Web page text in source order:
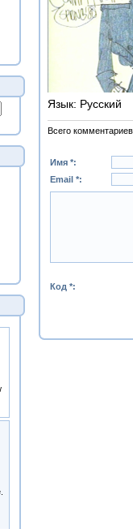
Язык: Русский
Всего комментариев
Имя *:
Email *:
Код *: